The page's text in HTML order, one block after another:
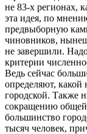
не 83-х регионах,
эта идея, по
предвыборную
чиновников,
не завершили.
критерии
Ведь сейчас
определяют, какой
городской. Также
сокращению общей
большинство
тысяч человек,